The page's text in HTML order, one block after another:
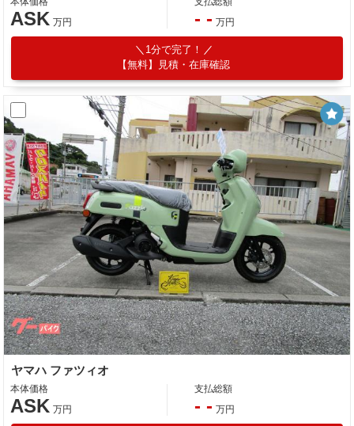
ASK 万円 - - 万円
1分で完了！
【無料】見積・在庫確認
ヤマハ ファツィオ
本体価格
ASK 万円
支払総額
- - 万円